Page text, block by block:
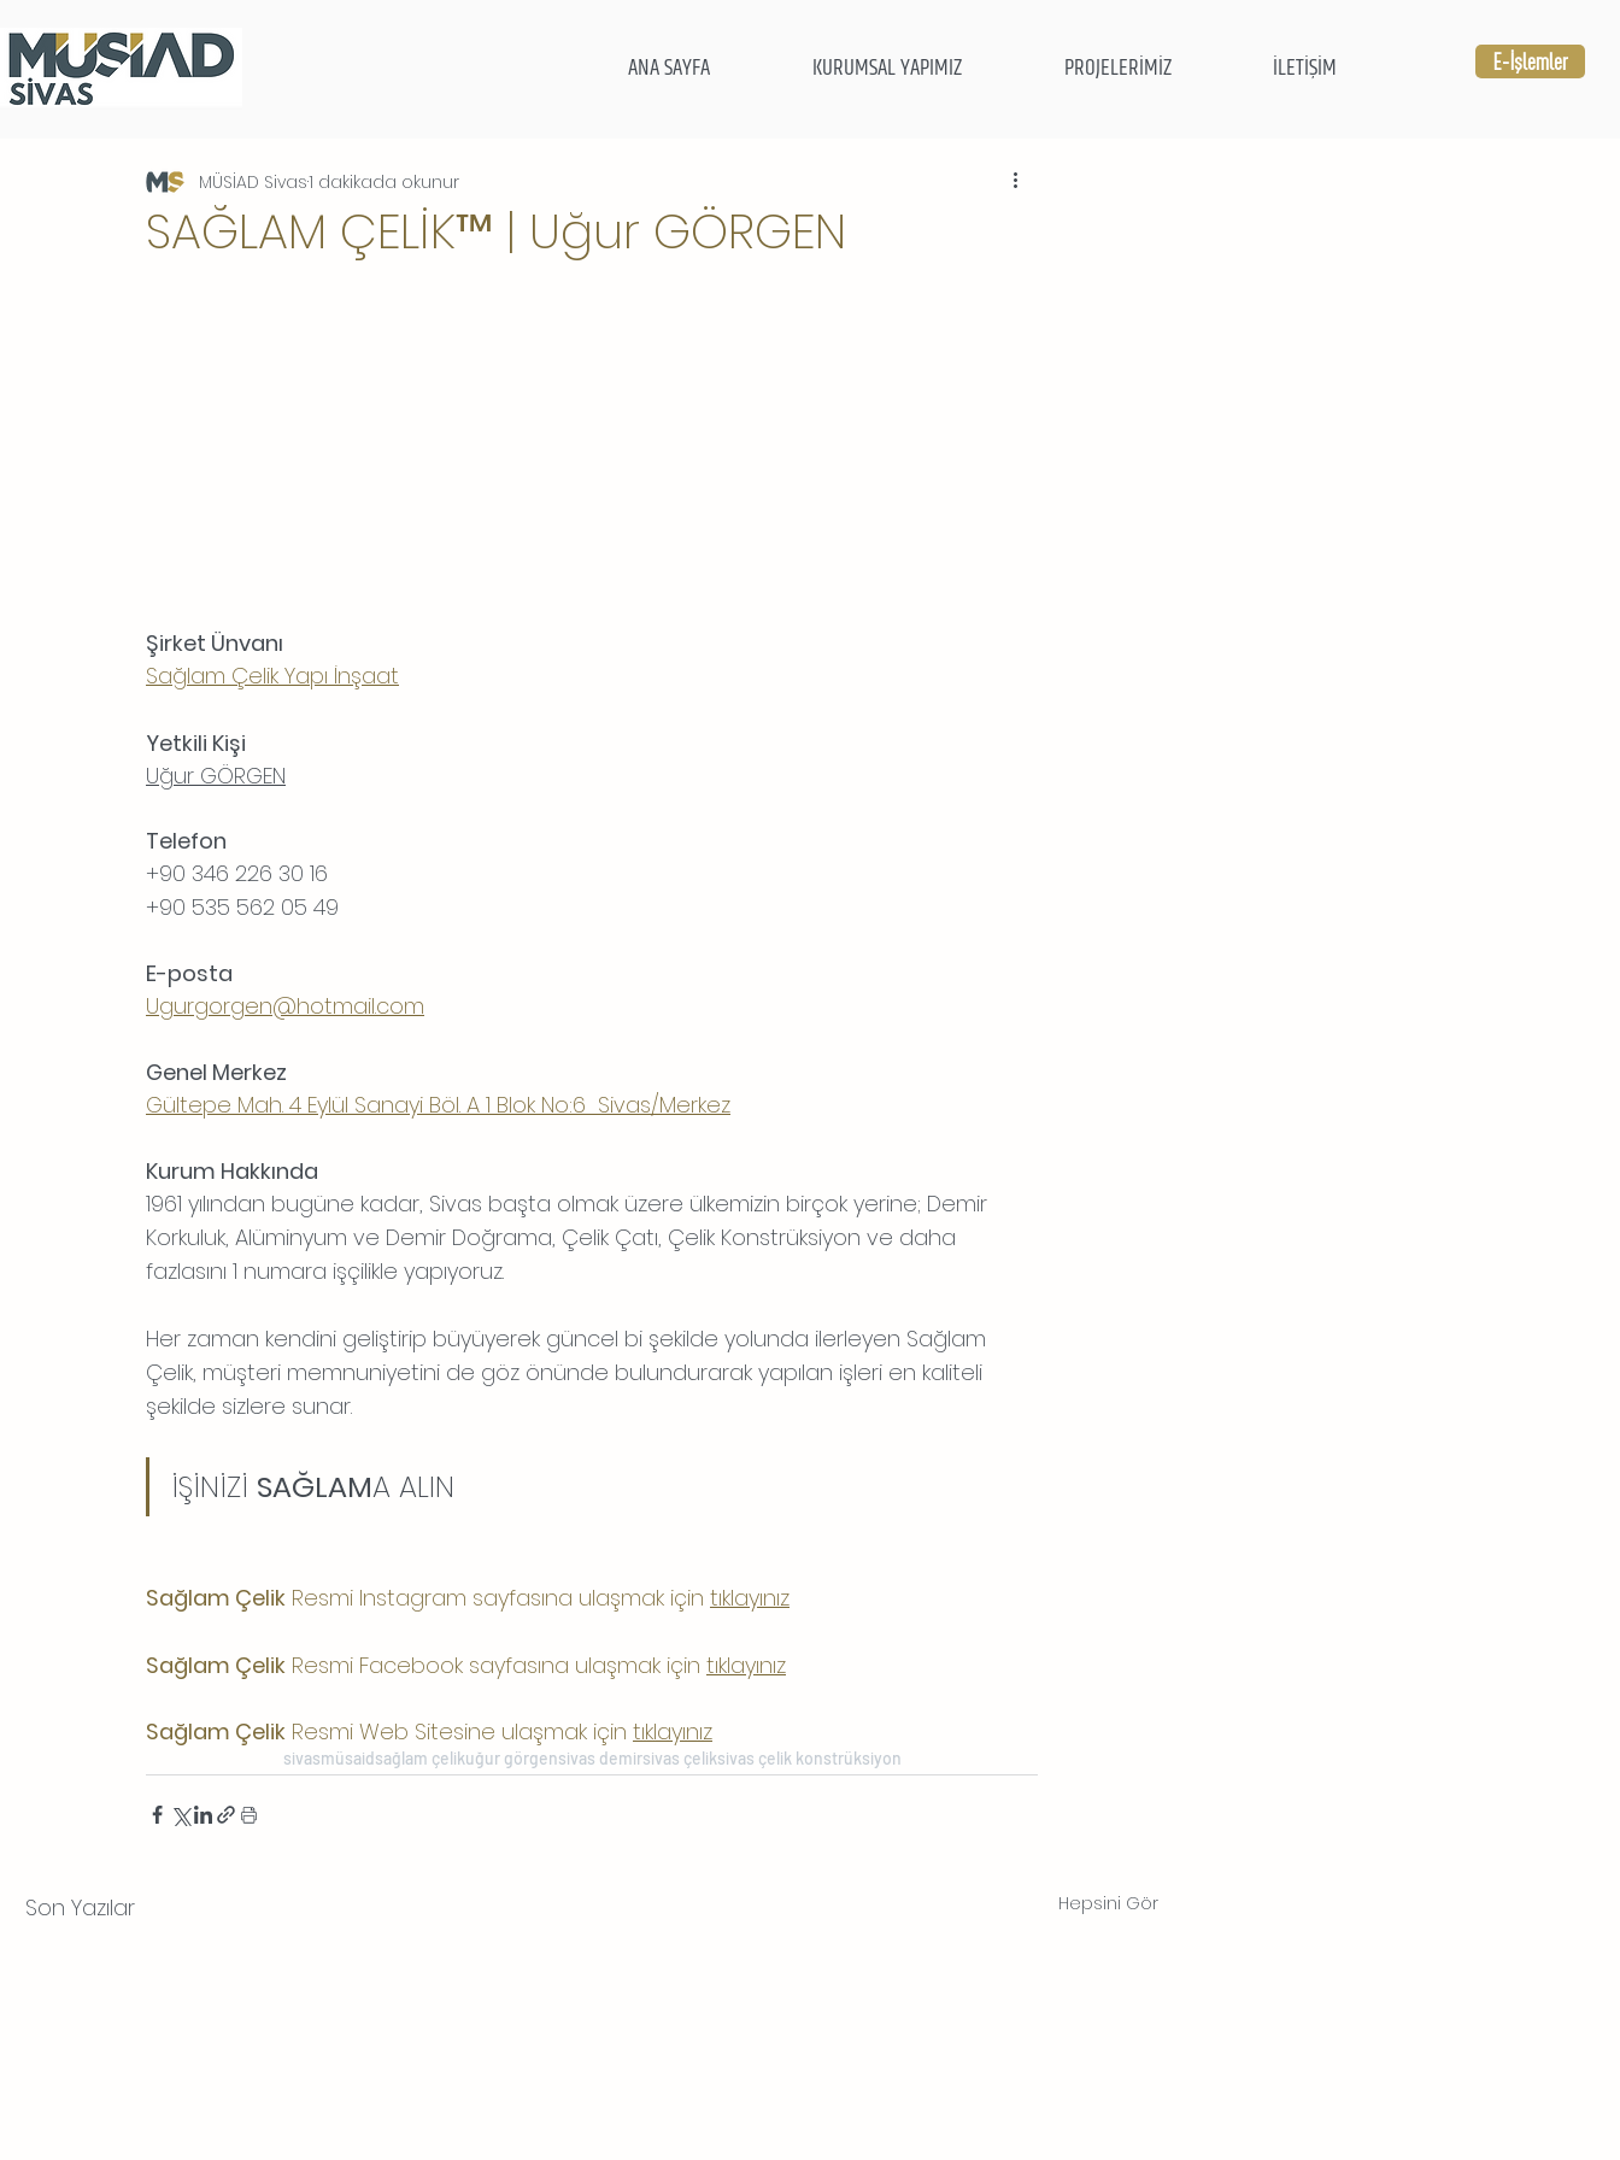
ANA SAYFA KURUMSAL YAPIMIZ PROJELERİMİZ İLETİŞİM E-İşlemler
SAĞLAM ÇELİK™ | Uğur GÖRGEN
MÜSİAD Sivas1 dakikada okunur
Şirket Ünvanı
Sağlam Çelik Yapı İnşaat
Yetkili Kişi
Uğur GÖRGEN
Telefon
+90 346 226 30 16
+90 535 562 05 49
E-posta
Ugurgorgen@hotmail.com
Genel Merkez
Gültepe Mah. 4 Eylül Sanayi Böl. A 1 Blok No:6  Sivas/Merkez
Kurum Hakkında
1961 yılından bugüne kadar, Sivas başta olmak üzere ülkemizin birçok yerine; Demir
Korkuluk, Alüminyum ve Demir Doğrama, Çelik Çatı, Çelik Konstrüksiyon ve daha
fazlasını 1 numara işçilikle yapıyoruz.
Her zaman kendini geliştirip büyüyerek güncel bi şekilde yolunda ilerleyen Sağlam
Çelik, müşteri memnuniyetini de göz önünde bulundurarak yapılan işleri en kaliteli
şekilde sizlere sunar.
İŞİNİZİ SAĞLAMA ALIN
Sağlam Çelik Resmi Instagram sayfasına ulaşmak için tıklayınız
Sağlam Çelik Resmi Facebook sayfasına ulaşmak için tıklayınız
Sağlam Çelik Resmi Web Sitesine ulaşmak için tıklayınız
sivasmüsaidsağlam çelikuğur görgensivas demirsivas çeliksivas çelik konstrüksiyon
Son Yazılar Hepsini Gör